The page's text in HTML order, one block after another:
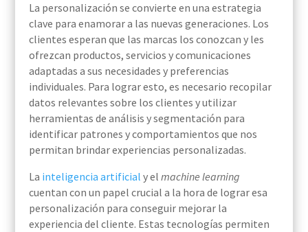
La personalización se convierte en una estrategia
clave para enamorar a las nuevas generaciones. Los
clientes esperan que las marcas los conozcan y les
ofrezcan productos, servicios y comunicaciones
adaptadas a sus necesidades y preferencias
individuales. Para lograr esto, es necesario recopilar
datos relevantes sobre los clientes y utilizar
herramientas de análisis y segmentación para
identificar patrones y comportamientos que nos
permitan brindar experiencias personalizadas.
La inteligencia artificial y el machine learning
cuentan con un papel crucial a la hora de lograr esa
personalización para conseguir mejorar la
experiencia del cliente. Estas tecnologías permiten